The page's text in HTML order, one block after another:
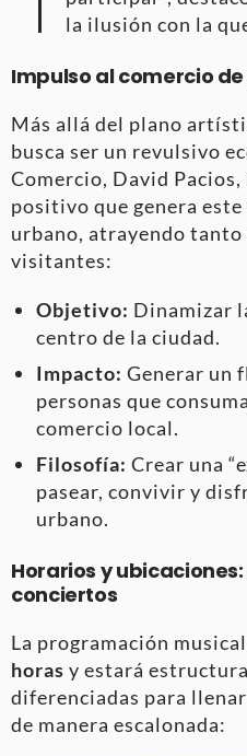
la ilusión con la
Impulso al comercio
Más allá del plano
busca ser un revulsivo
Comercio, David
positivo que genera
urbano, atrayendo tanto
visitantes:
Objetivo: Dinamizar
centro de la ciudad.
Impacto: Generar un
personas que
comercio local.
Filosofía: Crear una
pasear, convivir y
urbano.
Horarios y
conciertos
La programación
horas y estará
diferenciadas para
de manera escalonada: